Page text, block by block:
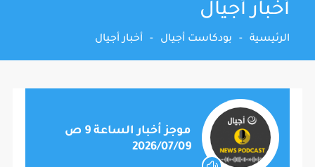
أخبار أجيال
الرئيسية - بودكاست أجيال - أخبار أجيال
موجز أخبار الساعة 9 ص
2026/07/09